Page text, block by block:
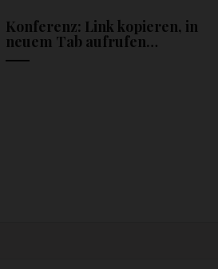
Konferenz: Link kopieren, in
neuem Tab aufrufen…